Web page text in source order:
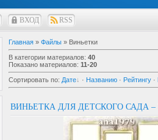
ВХОД RSS
Главная » Файлы » Виньетки
В категории материалов: 40
Показано материалов: 11-20
Сортировать по: Дате · Названию · Рейтингу ·
ВИНЬЕТКА ДЛЯ ДЕТСКОГО САДА